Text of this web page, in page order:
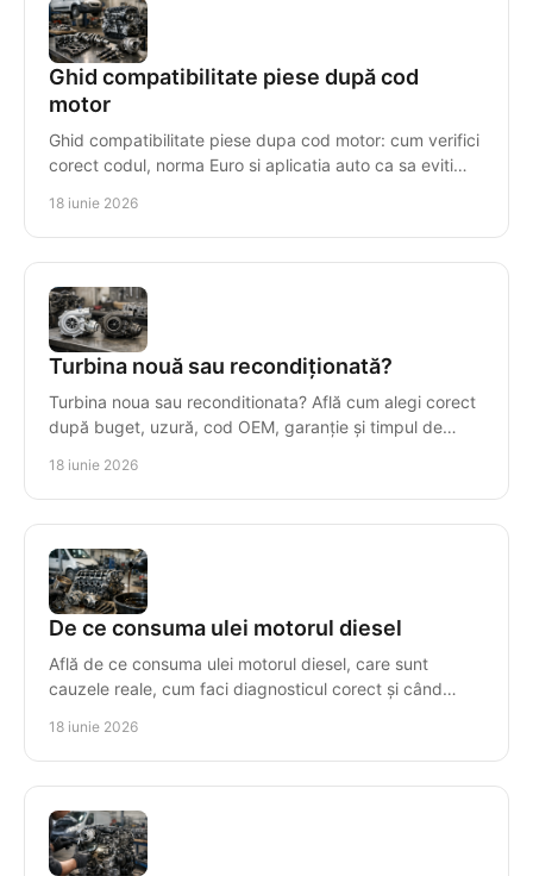
Ghid compatibilitate piese după cod
motor
Ghid compatibilitate piese dupa cod motor: cum verifici
corect codul, norma Euro si aplicatia auto ca sa eviti
18 iunie 2026
Turbina nouă sau recondiționată?
Turbina noua sau reconditionata? Află cum alegi corect
după buget, uzură, cod OEM, garanție și timpul de
18 iunie 2026
De ce consuma ulei motorul diesel
Află de ce consuma ulei motorul diesel, care sunt
cauzele reale, cum faci diagnosticul corect și când
18 iunie 2026